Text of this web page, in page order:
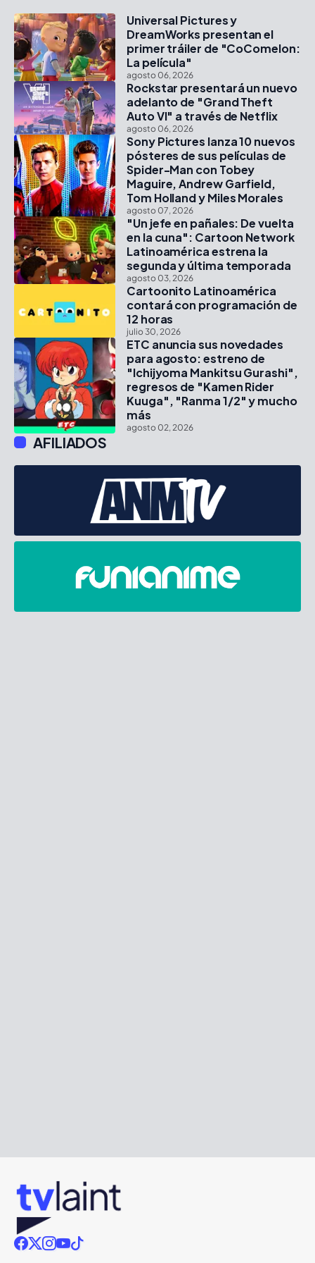
Universal Pictures y
DreamWorks presentan el
primer tráiler de "CoComelon:
La película"
agosto 06, 2026
Rockstar presentará un nuevo
adelanto de "Grand Theft
Auto VI" a través de Netflix
agosto 06, 2026
Sony Pictures lanza 10 nuevos
pósteres de sus películas de
Spider-Man con Tobey
Maguire, Andrew Garfield,
Tom Holland y Miles Morales
agosto 07, 2026
"Un jefe en pañales: De vuelta
en la cuna": Cartoon Network
Latinoamérica estrena la
segunda y última temporada
agosto 03, 2026
Cartoonito Latinoamérica
contará con programación de
12 horas
julio 30, 2026
ETC anuncia sus novedades
para agosto: estreno de
"Ichijyoma Mankitsu Gurashi",
regresos de "Kamen Rider
Kuuga", "Ranma 1/2" y mucho
más
agosto 02, 2026
AFILIADOS